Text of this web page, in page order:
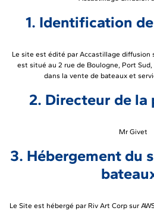
1. Identification
Le site est édité par Accastillage diffusion
est situé au 2 rue de Boulogne, Port
dans la vente de bateaux et
2. Directeur de
Mr Givet
3. Hébergement du
Le Site est hébergé par Riv Art Corp sur